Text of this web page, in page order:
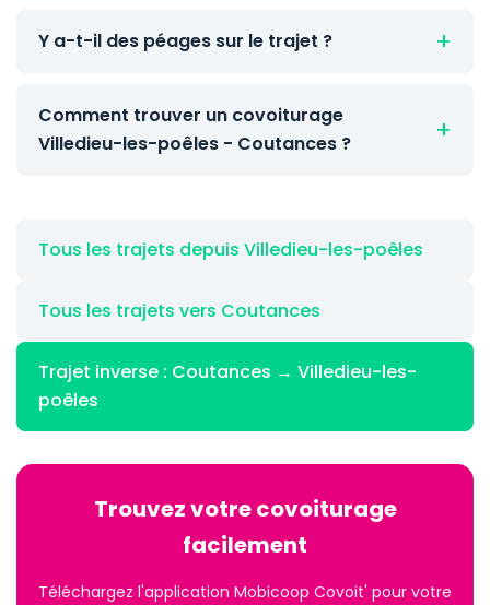
Y a-t-il des péages sur le trajet ?
Comment trouver un covoiturage
Villedieu-les-poêles - Coutances ?
Tous les trajets depuis Villedieu-les-poêles
Tous les trajets vers Coutances
Trajet inverse : Coutances → Villedieu-les-
poêles
Trouvez votre covoiturage
facilement
Téléchargez l'application Mobicoop Covoit' pour votre